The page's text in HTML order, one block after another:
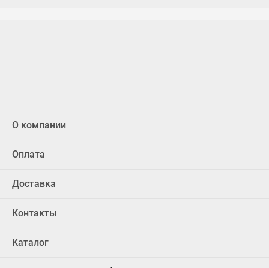
О компании
Оплата
Доставка
Контакты
Каталог